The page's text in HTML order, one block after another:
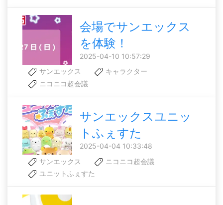
会場でサンエックス
を体験！
2025-04-10 10:57:29
サンエックス
キャラクター
ニコニコ超会議
サンエックスユニッ
トふぇすた
2025-04-04 10:33:48
サンエックス
ニコニコ超会議
ユニットふぇすた